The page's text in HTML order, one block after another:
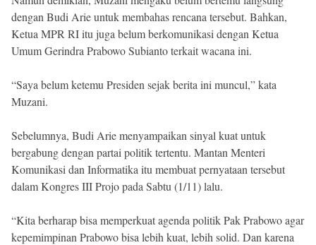
dengan Budi Arie untuk membahas rencana tersebut. Bahkan,
Ketua MPR RI itu juga belum berkomunikasi dengan Ketua
Umum Gerindra Prabowo Subianto terkait wacana ini.
“Saya belum ketemu Presiden sejak berita ini muncul,” kata
Muzani.
Sebelumnya, Budi Arie menyampaikan sinyal kuat untuk
bergabung dengan partai politik tertentu. Mantan Menteri
Komunikasi dan Informatika itu membuat pernyataan tersebut
dalam Kongres III Projo pada Sabtu (1/11) lalu.
“Kita berharap bisa memperkuat agenda politik Pak Prabowo agar
kepemimpinan Prabowo bisa lebih kuat, lebih solid. Dan karena